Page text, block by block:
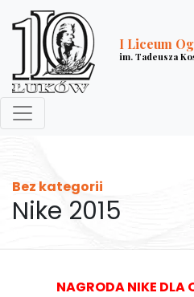
I Liceum
im. Tadeusza
Bez kategorii
Nike 2015
NAGRODA NIKE DLA